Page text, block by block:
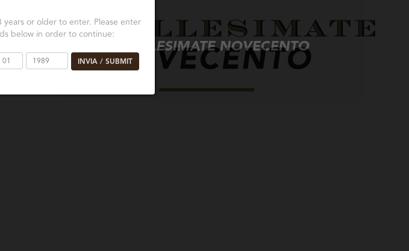
LE MILLESIMATE NOVECENTO
or older to enter. Please enter
below in order to continue:
INVIA / SUBMIT